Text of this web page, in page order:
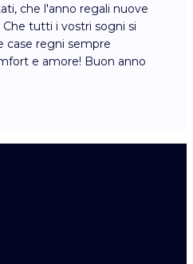
che l'anno regali nuove
tutti i vostri sogni si
case regni sempre
e amore! Buon anno